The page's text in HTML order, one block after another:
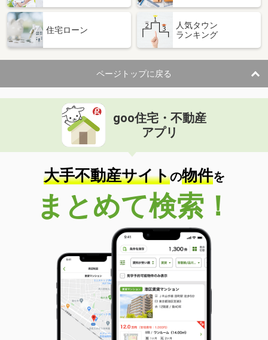
住宅ローン
人気タウン
ランキング
ページトップに戻る
goo住宅・不動産
アプリ
大手不動産サイトの物件を
まとめて検索！